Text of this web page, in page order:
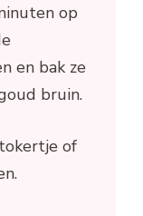
op
en bak ze
bruin.
of